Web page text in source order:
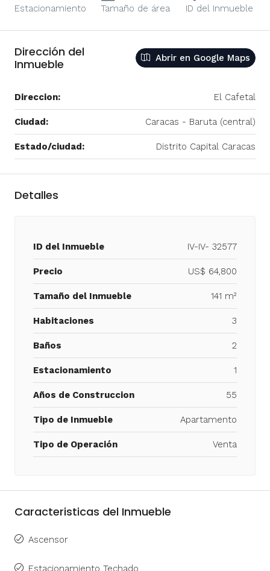
Estacionamiento
Tamaño de área
ID del Inmueble
Dirección del
Inmueble
Abrir en Google Maps
Direccion: El Cafetal
Ciudad: Caracas - Baruta (central)
Estado/ciudad: Distrito Capital Caracas
Detalles
ID del Inmueble IV-IV- 32577
Precio US$ 64,800
Tamaño del Inmueble 141 m²
Habitaciones 3
Baños 2
Estacionamiento 1
Años de Construccion 55
Tipo de Inmueble Apartamento
Tipo de Operación Venta
Caracteristicas del Inmueble
Ascensor
Estacionamiento Techado